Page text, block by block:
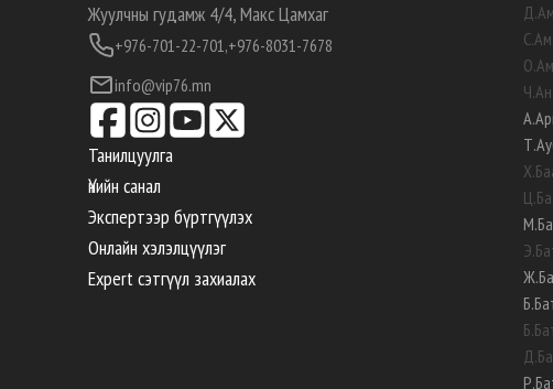
Жуулчны гудамж 4/4, Макс Цамхаг
+976-701-22-701,+976-8031-7678
info@vip76.mn
Танилцуулга
Үнийн санал
Экспертээр бүртгүүлэх
Онлайн хэлэлцүүлэг
Expert сэтгүүл захиалах
Д.
С.
О.
Ч.
А.
Т.
Х.
Ц.
М.
Э.
Ж.
Б.
Б.
Д.
Р.